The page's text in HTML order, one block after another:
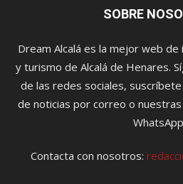
SOBRE
Dream Alcalá es la mejor web de
y turismo de Alcalá de Henares.
de las redes sociales,
de noticias por correo o
Contacta con nosotros: